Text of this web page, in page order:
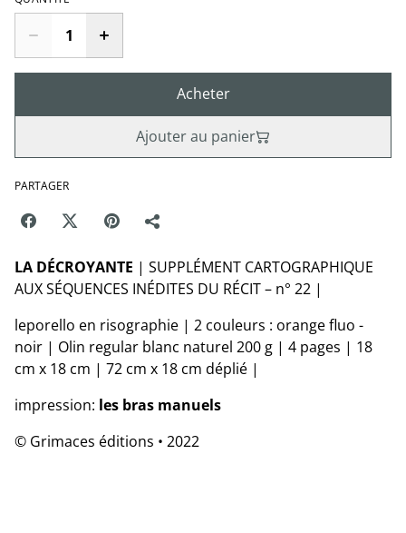
Acheter
Ajouter au panier
PARTAGER
LA DÉCROYANTE | SUPPLÉMENT CARTOGRAPHIQUE
AUX SÉQUENCES INÉDITES DU RÉCIT – n° 22 |
leporello en risographie | 2 couleurs : orange fluo -
noir | Olin regular blanc naturel 200 g | 4 pages | 18
cm x 18 cm | 72 cm x 18 cm déplié |
impression: les bras manuels
© Grimaces éditions • 2022